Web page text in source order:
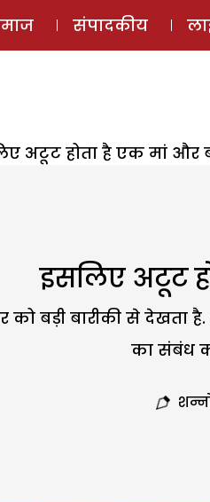
संपादकीय
अटूट होता है एक मां और
इसलिए अटूट
को बड़ी बारीकी से देखता
का संबंध